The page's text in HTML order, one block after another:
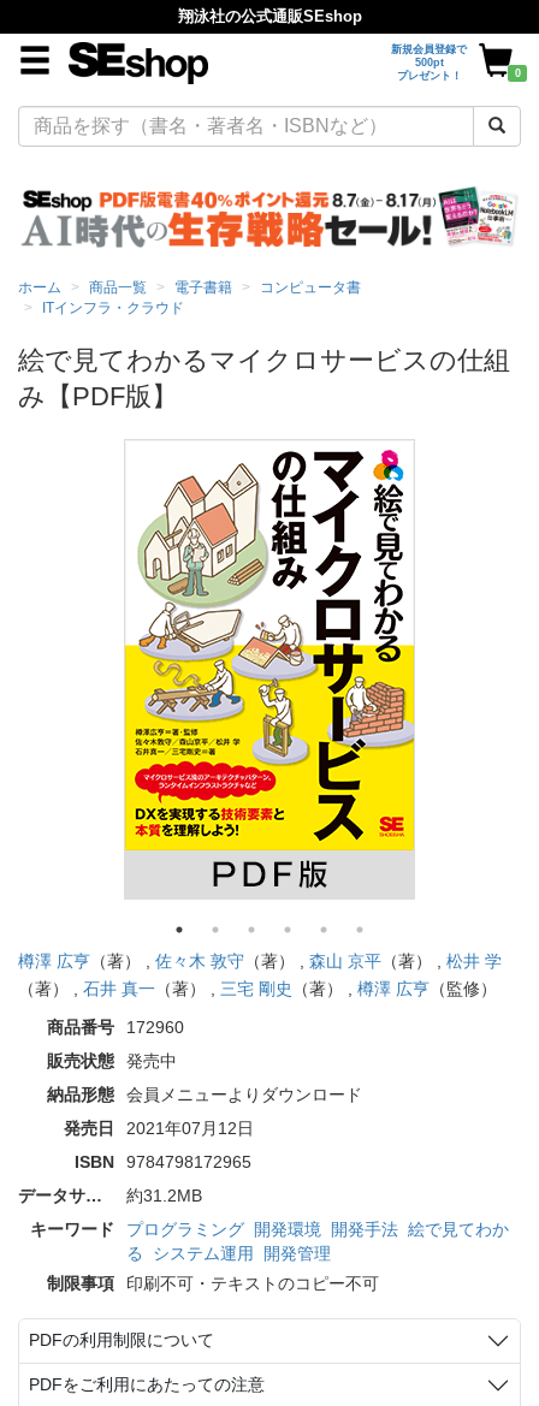
翔泳社の公式通販SEshop
新規会員登録で
500pt
プレゼント！
0
ホーム 商品一覧 電子書籍
コンピュータ書
ITインフラ・クラウド
絵で見てわかるマイクロサービスの仕組
み【PDF版】
樽澤 広亨 （著） , 佐々木 敦守 （著） , 森山 京平 （著） , 松井 学
（著） , 石井 真一 （著） , 三宅 剛史 （著） , 樽澤 広亨 （監修）
商品番号
172960
販売状態
発売中
納品形態
会員メニューよりダウンロード
発売日
2021年07月12日
ISBN
9784798172965
データサイズ
約31.2MB
キーワード
プログラミング 開発環境 開発手法 絵で見てわか
る
システム運用
開発管理
制限事項
印刷不可・テキストのコピー不可
PDFの利用制限について
PDFをご利用にあたっての注意